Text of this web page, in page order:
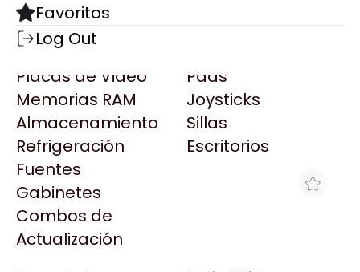
Componentes
Motherboards
Microprocesadores
Placas de Video
Memorias RAM
Almacenamiento
Refrigeración
Fuentes
Gabinetes
Combos de
Actualización
Pads
Joysticks
Sillas
Escritorios
Todas las Marcas
AMD
AULA
Acer
Adata
AeroCool
Antec
Arkham
Asrock
Destacadas
Favoritos
Log Out
MEMORIA LEXAR UDIMM DDR4 32GB
3200MHZ